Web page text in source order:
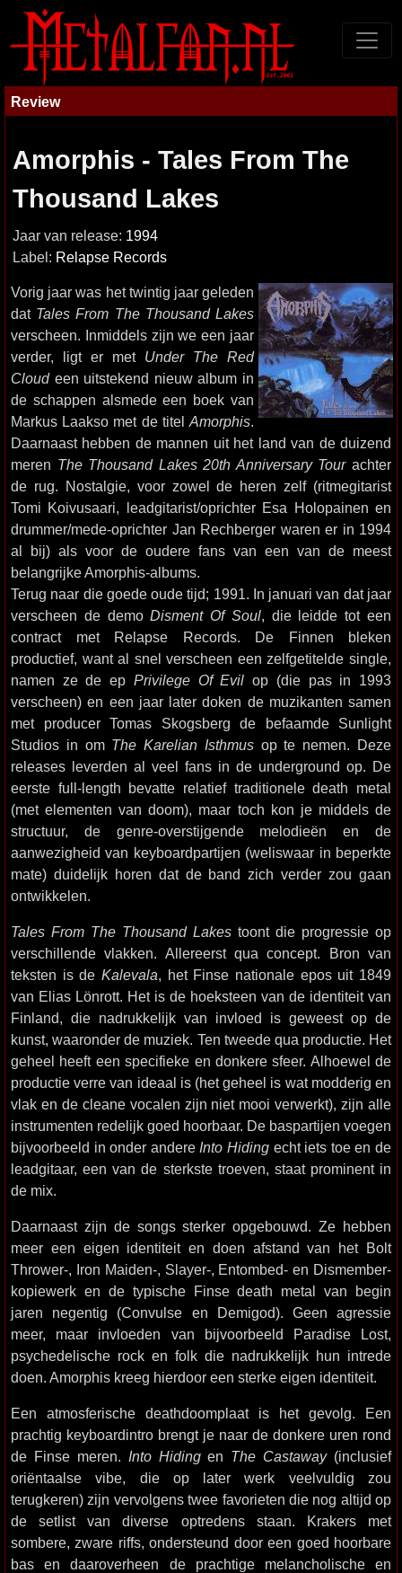
Review
Amorphis - Tales From The
Thousand Lakes
Jaar van release: 1994
Label: Relapse Records
Vorig jaar was het twintig jaar geleden
dat Tales From The Thousand Lakes
verscheen. Inmiddels zijn we een jaar
verder, ligt er met Under The Red
Cloudeen uitstekend nieuw album in
de schappen alsmede een boek van
Markus Laakso met de titel Amorphis.
Daarnaast hebben de mannen uit het land van de duizend
meren The Thousand Lakes 20th Anniversary Tourachter
de rug. Nostalgie, voor zowel de heren zelf (ritmegitarist
Tomi Koivusaari, leadgitarist/oprichter Esa Holopainen en
drummer/mede-oprichter Jan Rechberger waren er in 1994
al bij) als voor de oudere fans van een van de meest
belangrijke Amorphis-albums.
Terug naar die goede oude tijd; 1991. In januari van dat jaar
verscheen de demoDisment Of Soul, die leidde tot een
contract met Relapse Records. De Finnen bleken
productief, want al snel verscheen een zelfgetitelde single,
namen ze de ep Privilege Of Evil op (die pas in 1993
verscheen) en een jaar later doken de muzikanten samen
met producer Tomas Skogsberg de befaamde Sunlight
Studios in om The Karelian Isthmusop te nemen. Deze
releases leverden al veel fans in de underground op. De
eerste full-length bevatte relatief traditionele death metal
(met elementen van doom), maar toch kon je middels de
structuur, de genre-overstijgende melodieën en de
aanwezigheid van keyboardpartijen (weliswaar in beperkte
mate) duidelijk horen dat de band zich verder zou gaan
ontwikkelen.
Tales From The Thousand Lakes toont die progressie op
verschillende vlakken. Allereerst qua concept. Bron van
teksten is de Kalevala, het Finse nationale epos uit 1849
van Elias Lönrott. Het is de hoeksteen van de identiteit van
Finland, die nadrukkelijk van invloed is geweest op de
kunst, waaronder de muziek. Ten tweede qua productie. Het
geheel heeft een specifieke en donkere sfeer. Alhoewel de
productie verre van ideaal is (het geheel is wat modderig en
vlak en de cleane vocalen zijn niet mooi verwerkt), zijn alle
instrumenten redelijk goed hoorbaar. De baspartijen voegen
bijvoorbeeld in onder andere Into Hiding echt iets toe en de
leadgitaar, een van de sterkste troeven, staat prominent in
de mix.
Daarnaast zijn de songs sterker opgebouwd. Ze hebben
meer een eigen identiteit en doen afstand van het Bolt
Thrower-, Iron Maiden-, Slayer-, Entombed- en Dismember-
kopiewerk en de typische Finse death metal van begin
jaren negentig (Convulse en Demigod). Geen agressie
meer, maar invloeden van bijvoorbeeld Paradise Lost,
psychedelische rock en folk die nadrukkelijk hun intrede
doen. Amorphis kreeg hierdoor een sterke eigen identiteit.
Een atmosferische deathdoomplaat is het gevolg. Een
prachtig keyboardintro brengt je naar de donkere uren rond
de Finse meren. Into Hidingen The Castaway(inclusief
oriëntaalse vibe, die op later werk veelvuldig zou
terugkeren) zijn vervolgens twee favorieten die nog altijd op
de setlist van diverse optredens staan. Krakers met
sombere, zware riffs, ondersteund door een goed hoorbare
bas en daaroverheen de prachtige melancholische en